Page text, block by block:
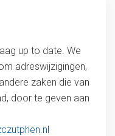
up to date. We
adreswijzigingen,
zaken die van
door te geven aan